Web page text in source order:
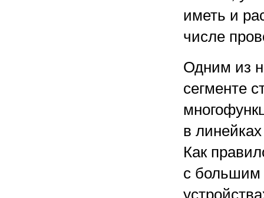
иметь и
числе
Одним из
сегменте
в
Как
с большим